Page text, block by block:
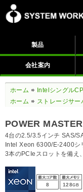
製品
会社案内
ホーム Intelシングル
ホーム
ストレージサー
POWER
4台の2.5/3.5インチ SAS/
Intel Xeon 6300/E-2400シ
3本のPCIeスロットを備え
8 128GB